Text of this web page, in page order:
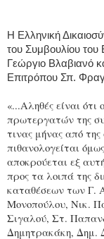
Η Ελληνική
του Συμβουλίου του
Γεώργιο Βλαβιανό
Επιτρόπου Σπ.
«...Αληθές είναι
πρωτεργατών της
τινας μήνας από
πιθανολογείται
αποκρούεται εξ
προς τα λοιπά της
καταθέσεων των Γ.
Μονοπούλου, Νικ.
Σιγαλού, Στ.
Δημητρακάκη, Δημ.